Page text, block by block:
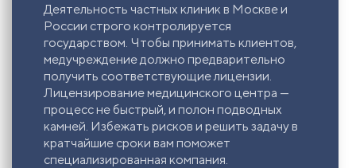
Деятельность частных клиник в Москве и
России строго контролируется
государством. Чтобы принимать клиентов,
медучреждение должно предварительно
получить соответствующие лицензии.
Лицензирование медицинского центра —
процесс не быстрый, и полон подводных
камней. Избежать рисков и решить задачу в
кратчайшие сроки вам поможет
специализированная компания.